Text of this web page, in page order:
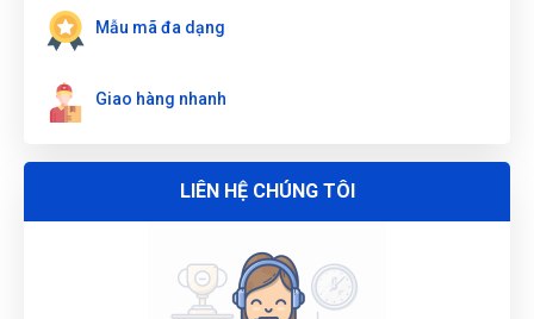
Mẫu mã đa dạng
Giao hàng nhanh
LIÊN HỆ CHÚNG TÔI